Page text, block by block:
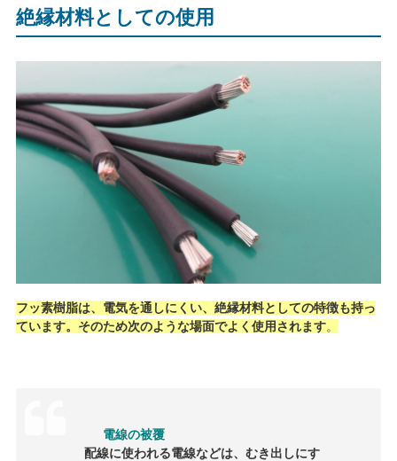
絶縁材料としての使用
フッ素樹脂は、電気を通しにくい、絶縁材料としての特徴も持っ
ています。 そのため次のような場面でよく使用されます。
電線の被覆
配線に使われる電線などは、むき出しにす